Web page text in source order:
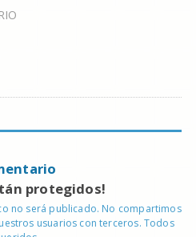
protegidos!
no será publicado. No compartimos
usuarios con terceros. Todos